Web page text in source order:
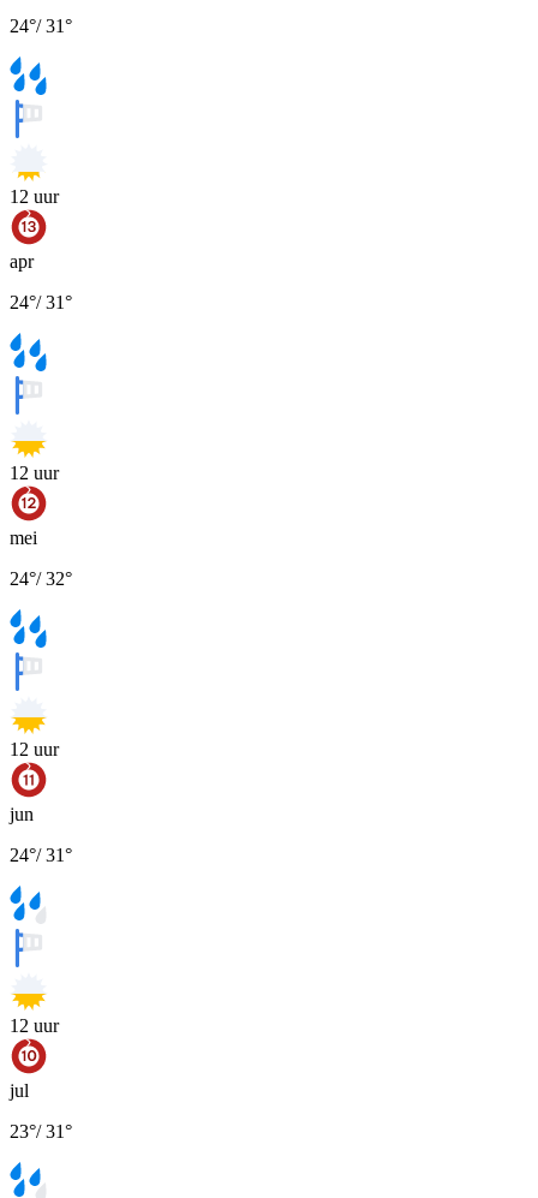
24°/31°
12 uur
apr
24°/31°
12 uur
mei
24°/32°
12 uur
jun
24°/31°
12 uur
jul
23°/31°